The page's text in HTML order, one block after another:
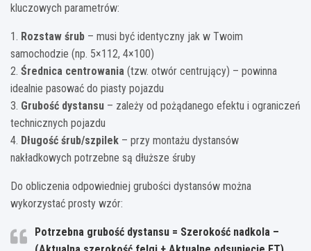
kluczowych parametrów:
1. Rozstaw śrub – musi być identyczny jak w Twoim
samochodzie (np. 5×112, 4×100)
2. Średnica centrowania (tzw. otwór centrujący) – powinna
idealnie pasować do piasty pojazdu
3. Grubość dystansu – zależy od pożądanego efektu i ograniczeń
technicznych pojazdu
4. Długość śrub/szpilek – przy montażu dystansów
nakładkowych potrzebne są dłuższe śruby
Do obliczenia odpowiedniej grubości dystansów można
wykorzystać prosty wzór:
Potrzebna grubość dystansu = Szerokość nadkola –